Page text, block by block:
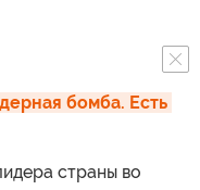
бомба. Есть
страны во